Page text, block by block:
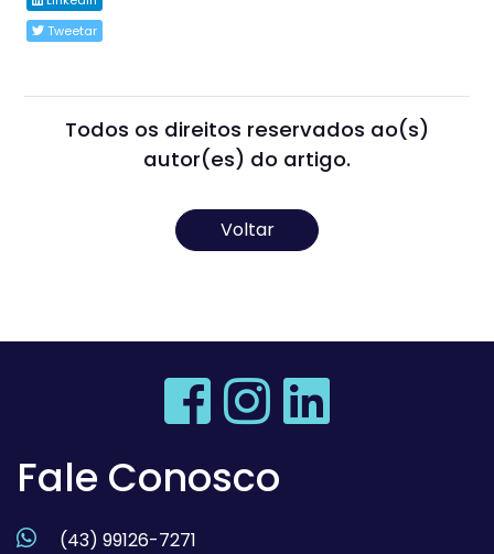
Tweetar
Todos os direitos reservados ao(s)
autor(es) do artigo.
Voltar
Fale Conosco
(43) 99126-7271